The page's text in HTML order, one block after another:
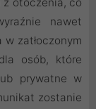
z otoczenia, co
nawet
zatłoczonym
osób, które
prywatne w
zostanie